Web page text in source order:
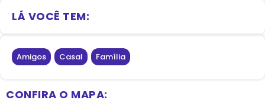
LÁ VOCÊ TEM:
Amigos Casal Família
CONFIRA O MAPA: